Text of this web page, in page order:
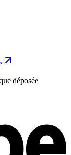
déposée